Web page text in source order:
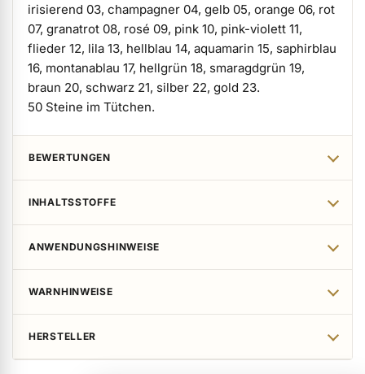
irisierend 03, champagner 04, gelb 05, orange 06, rot
07, granatrot 08, rosé 09, pink 10, pink-violett 11,
flieder 12, lila 13, hellblau 14, aquamarin 15, saphirblau
16, montanablau 17, hellgrün 18, smaragdgrün 19,
braun 20, schwarz 21, silber 22, gold 23.
50 Steine im Tütchen.
BEWERTUNGEN
INHALTSSTOFFE
ANWENDUNGSHINWEISE
WARNHINWEISE
HERSTELLER